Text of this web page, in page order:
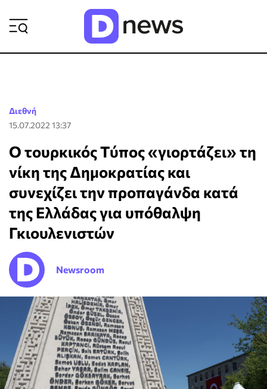
Διεθνή
15.07.2022 13:37
Ο τουρκικός Τύπος «γιορτάζει» τη
νίκη της Δημοκρατίας και
συνεχίζει την προπαγάνδα κατά
της Ελλάδας για υπόθαλψη
Γκιουλενιστών
Newsroom